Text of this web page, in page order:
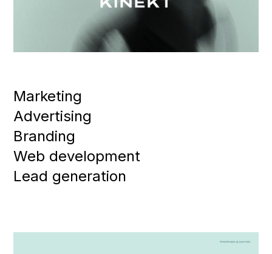
Marketing
Advertising
Branding
Web development
Lead generation